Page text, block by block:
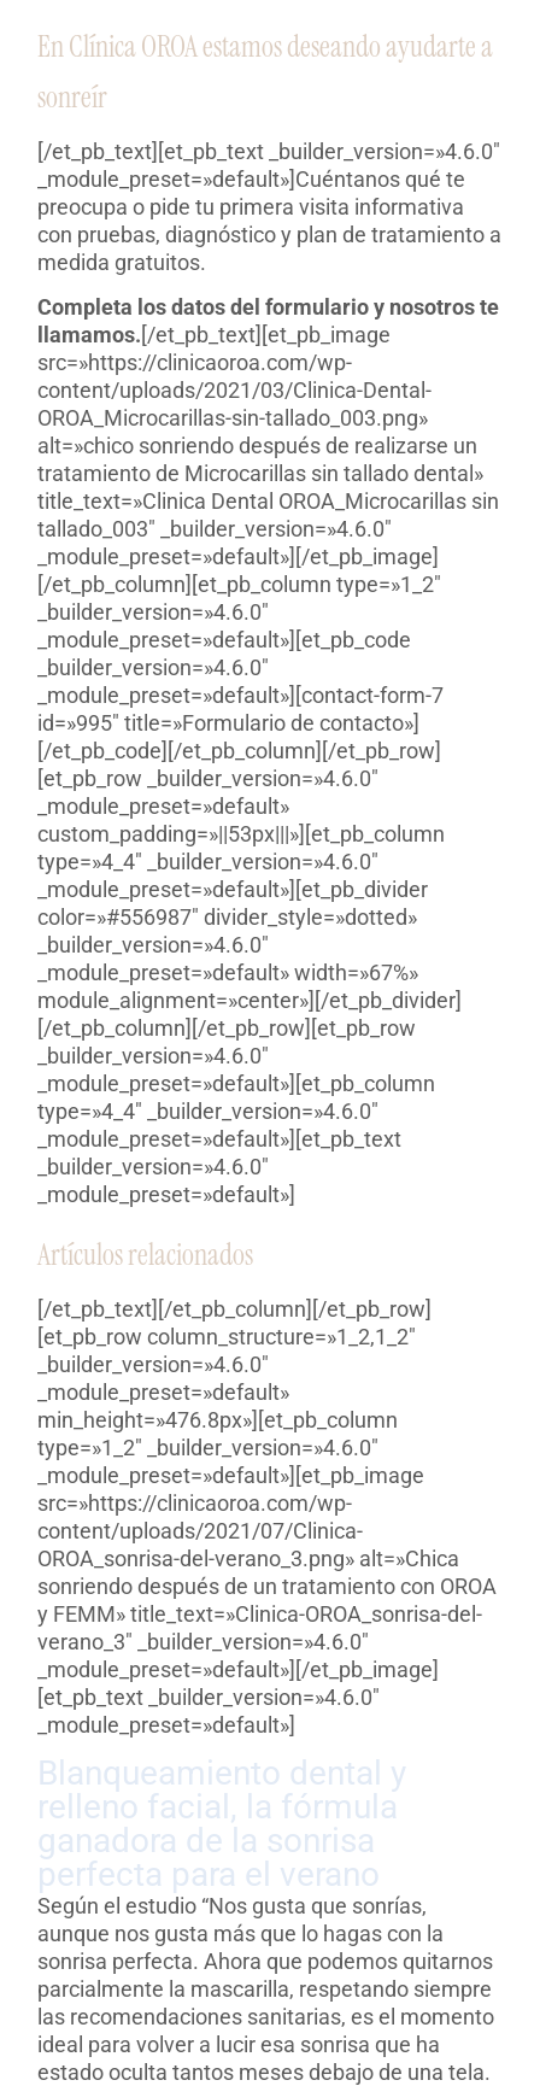
En Clínica OROA estamos deseando ayudarte a
sonreír
[/et_pb_text][et_pb_text _builder_version=»4.6.0″
_module_preset=»default»]Cuéntanos qué te
preocupa o pide tu primera visita informativa
con pruebas, diagnóstico y plan de tratamiento a
medida gratuitos.
Completa los datos del formulario y nosotros te
llamamos.[/et_pb_text][et_pb_image
src=»https://clinicaoroa.com/wp-
content/uploads/2021/03/Clinica-Dental-
OROA_Microcarillas-sin-tallado_003.png»
alt=»chico sonriendo después de realizarse un
tratamiento de Microcarillas sin tallado dental»
title_text=»Clinica Dental OROA_Microcarillas sin
tallado_003″ _builder_version=»4.6.0″
_module_preset=»default»][/et_pb_image]
[/et_pb_column][et_pb_column type=»1_2″
_builder_version=»4.6.0″
_module_preset=»default»][et_pb_code
_builder_version=»4.6.0″
_module_preset=»default»][contact-form-7
id=»995″ title=»Formulario de contacto»]
[/et_pb_code][/et_pb_column][/et_pb_row]
[et_pb_row _builder_version=»4.6.0″
_module_preset=»default»
custom_padding=»||53px|||»][et_pb_column
type=»4_4″ _builder_version=»4.6.0″
_module_preset=»default»][et_pb_divider
color=»#556987″ divider_style=»dotted»
_builder_version=»4.6.0″
_module_preset=»default» width=»67%»
module_alignment=»center»][/et_pb_divider]
[/et_pb_column][/et_pb_row][et_pb_row
_builder_version=»4.6.0″
_module_preset=»default»][et_pb_column
type=»4_4″ _builder_version=»4.6.0″
_module_preset=»default»][et_pb_text
_builder_version=»4.6.0″
_module_preset=»default»]
Artículos relacionados
[/et_pb_text][/et_pb_column][/et_pb_row]
[et_pb_row column_structure=»1_2,1_2″
_builder_version=»4.6.0″
_module_preset=»default»
min_height=»476.8px»][et_pb_column
type=»1_2″ _builder_version=»4.6.0″
_module_preset=»default»][et_pb_image
src=»https://clinicaoroa.com/wp-
content/uploads/2021/07/Clinica-
OROA_sonrisa-del-verano_3.png» alt=»Chica
sonriendo después de un tratamiento con OROA
y FEMM» title_text=»Clinica-OROA_sonrisa-del-
verano_3″ _builder_version=»4.6.0″
_module_preset=»default»][/et_pb_image]
[et_pb_text _builder_version=»4.6.0″
_module_preset=»default»]
Blanqueamiento dental y
relleno facial, la fórmula
ganadora de la sonrisa
perfecta para el verano
Según el estudio “Nos gusta que sonrías,
aunque nos gusta más que lo hagas con la
sonrisa perfecta. Ahora que podemos quitarnos
parcialmente la mascarilla, respetando siempre
las recomendaciones sanitarias, es el momento
ideal para volver a lucir esa sonrisa que ha
estado oculta tantos meses debajo de una tela.